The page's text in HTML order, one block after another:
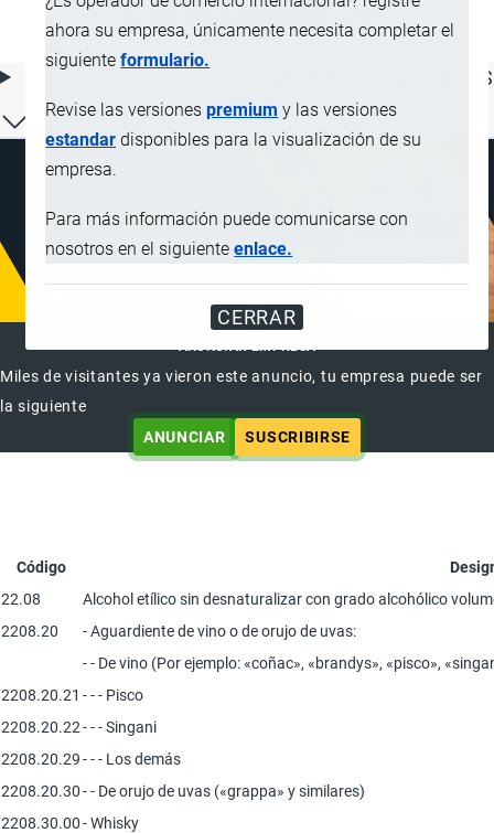
ahora su empresa, únicamente necesita completar el
siguienteformulario.
Revise las versionespremium y las versiones
estandar disponibles para la visualización de su
empresa.
Para más información puede comunicarse con
nosotros en el siguienteenlace.
CERRAR
bebidas espirituosas
ÍNDICE DE CONTENIDOS
ANUNCIAR EMPRESA
Miles de visitantes ya vieron este anuncio, tu empresa puede ser
la siguiente
ANUNCIAR
SUSCRIBIRSE
Código
22.08
Alcohol etílico sin desnaturalizar con grado alcohólico
2208.20
- Aguardiente de vino o de orujo de uvas:
- - De vino (Por ejemplo: «coñac», «brandys», «pisco»,
2208.20.21 - - - Pisco
2208.20.22- - - Singani
2208.20.29- - - Los demás
2208.20.30- - De orujo de uvas («grappa» y similares)
2208.30.00- Whisky